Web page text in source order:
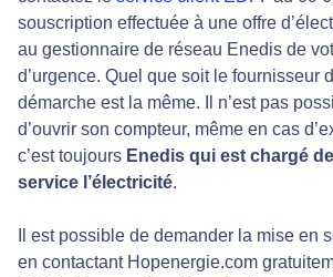
souscription effectuée à une offre
au gestionnaire de réseau Enedis de
d’urgence. Quel que soit le fournisseur
démarche est la même. Il n’est pas
d’ouvrir son compteur, même en cas
c’est toujours Enedis qui est chargé
service l’électricité.
Il est possible de demander la mise en
en contactant Hopenergie.com